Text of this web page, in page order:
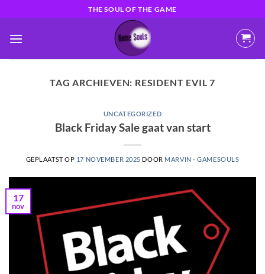
naar
inhoud
THE SOUL OF THE GAME
TAG ARCHIEVEN: RESIDENT EVIL 7
UNCATEGORIZED
Black Friday Sale gaat van start
GEPLAATST OP 17 NOVEMBER 2025 DOOR MARVIN - GAMESOULS
17
nov